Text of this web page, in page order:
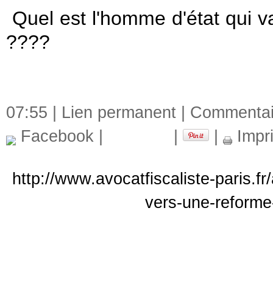
Quel est l'homme d'état qui
????
07:55 | Lien permanent
Facebook
http://www.avocatfiscaliste-
vers-une-